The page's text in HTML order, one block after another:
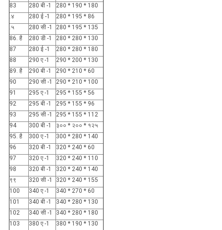
83
280 बी -1
280 * 190 * 180
.४
280 ई -1
280 * 195 * 86
.५
280 सी -1
280 * 195 * 135
86. है
280 डी -1
280 * 280 * 130
87
280 ई -1
280 * 280 * 180
88
290 ए -1
290 * 200 * 130
89. है
290 बी -1
290 * 210 * 60
90
290 सी -1
290 * 210 * 100
91
295 ए -1
295 * 155 * 56
92
295 बी -1
295 * 155 * 96
93
295 सी -1
295 * 155 * 112
94
300 बी -1
३०० * २०० * १२५
95. है
300 ए -1
300 * 280 * 140
96
320 बी -1
320 * 240 * 60
97
320 ए -1
320 * 240 * 110
98
320 बी -1
320 * 240 * 140
९९
320 सी -1
320 * 240 * 155
100
340 ए -1
340 * 270 * 60
101
340 बी -1
340 * 280 * 130
102
340 सी -1
340 * 280 * 180
103
380 ए -1
380 * 190 * 130